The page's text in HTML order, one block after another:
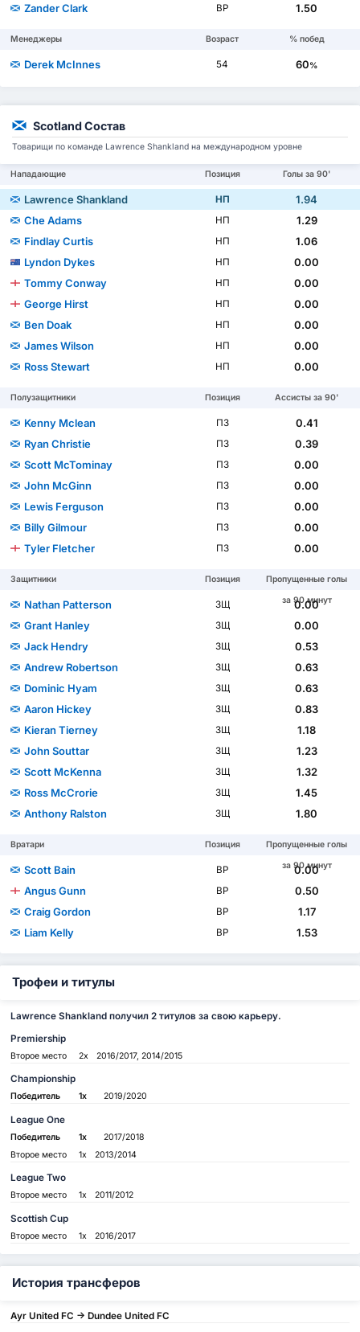
Zander Clark
ВР 1.50
Менеджеры Возраст % побед
Derek McInnes 54 60%
Scotland Состав
Товарищи по команде Lawrence Shankland на международном уровне
Нападающие Позиция Голы за 90'
Lawrence Shankland НП
1.94
Che Adams
НП
1.29
Findlay Curtis
НП
1.06
Lyndon Dykes
НП
0.00
Tommy Conway
НП
0.00
George Hirst
НП
0.00
Ben Doak
НП
0.00
James Wilson
НП
0.00
Ross Stewart
НП 0.00
Полузащитники Позиция Ассисты за 90'
Kenny Mclean ПЗ
0.41
Ryan Christie
ПЗ
0.39
Scott McTominay
ПЗ
0.00
John McGinn
ПЗ
0.00
Lewis Ferguson
ПЗ
0.00
Billy Gilmour
ПЗ
0.00
Tyler Fletcher
ПЗ 0.00
Защитники Позиция
Пропущенные голы
за 90 минут
Nathan Patterson ЗЩ
0.00
Grant Hanley
ЗЩ
0.00
Jack Hendry
ЗЩ
0.53
Andrew Robertson
ЗЩ
0.63
Dominic Hyam
ЗЩ
0.63
Aaron Hickey
ЗЩ
0.83
Kieran Tierney
ЗЩ
1.18
John Souttar
ЗЩ
1.23
Scott McKenna
ЗЩ
1.32
Ross McCrorie
ЗЩ
1.45
Anthony Ralston
ЗЩ 1.80
Вратари Позиция
Пропущенные голы
за 90 минут
Scott Bain ВР
0.00
Angus Gunn
ВР
0.50
Craig Gordon
ВР
1.17
Liam Kelly
ВР 1.53
Трофеи и титулы
Lawrence Shankland получил 2 титулов за свою карьеру.
Premiership
Второе место 2x 2016/2017, 2014/2015
Championship
Победитель 1x 2019/2020
League One
Победитель 1x
2017/2018
Второе место
1x 2013/2014
League Two
Второе место 1x 2011/2012
Scottish Cup
Второе место 1x 2016/2017
История трансферов
Ayr United FC -> Dundee United FC